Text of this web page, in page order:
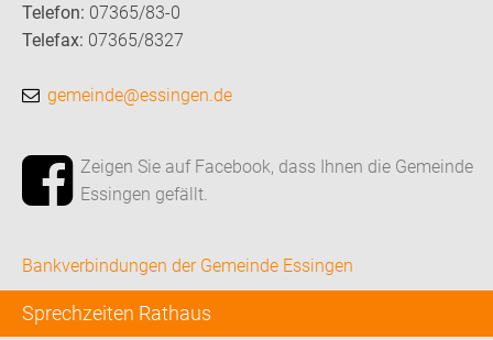
Telefon: 07365/83-0
Telefax: 07365/8327
gemeinde@essingen.de
Zeigen Sie auf Facebook, dass Ihnen die Gemeinde
Essingen gefällt.
Bankverbindungen der Gemeinde Essingen
Sprechzeiten Rathaus